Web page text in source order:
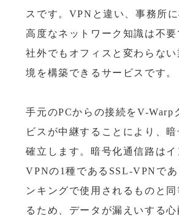
スです。VPNと違い、事務所
高度なネットワーク知識は不
社外でもオフィスと変わらな
境を構築できるサービスです。
手元のPCからの接続をV-Warp
ビスが中継することにより、
確立します。暗号化通信路はイ
VPNの1種であるSSL-VPNで
ンキングで使用されるものと
るため、データが漏えいする